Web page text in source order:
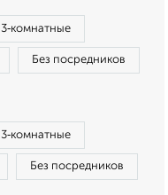
3‑комнатные
Без посредников
3‑комнатные
Без посредников